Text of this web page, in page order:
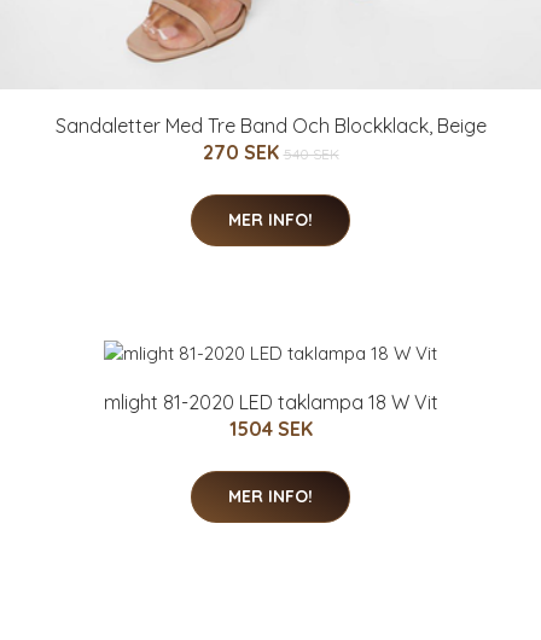
Sandaletter Med Tre Band Och Blockklack, Beige
270 SEK 540 SEK
MER INFO!
mlight 81-2020 LED taklampa 18 W Vit
1504 SEK
MER INFO!